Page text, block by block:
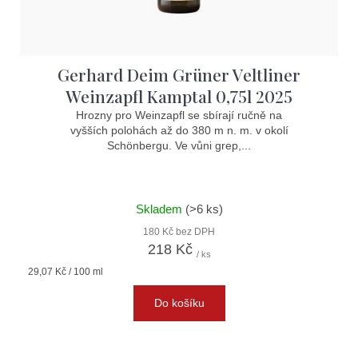
Gerhard Deim Grüner Veltliner
Weinzapfl Kamptal 0,75l 2025
Hrozny pro Weinzapfl se sbírají ručně na
vyšších polohách až do 380 m n. m. v okolí
Schönbergu. Ve vůni grep,...
Skladem (>6 ks)
180 Kč bez DPH
218 Kč / ks
Měrná
29,07 Kč / 100 ml
Do košíku